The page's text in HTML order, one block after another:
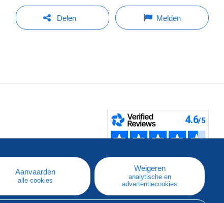
Delen Melden
Aanvaarden
alle cookies
Weigeren
analytische en
advertentiecookies